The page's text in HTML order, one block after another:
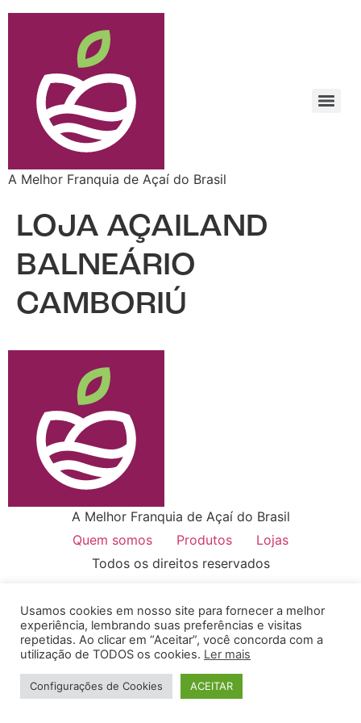
A Melhor Franquia de Açaí do Brasil
LOJA AÇAILAND
BALNEÁRIO
CAMBORIÚ
A Melhor Franquia de Açaí do Brasil
Quem somos
Produtos
Lojas
Todos os direitos reservados
Usamos cookies em nosso site para fornecer a melhor
experiência, lembrando suas preferências e visitas
repetidas. Ao clicar em “Aceitar”, você concorda com a
utilização de TODOS os cookies. Ler mais
Configurações de Cookies ACEITAR